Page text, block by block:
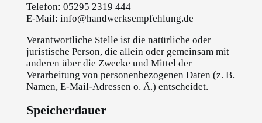
Telefon: 05295 2319 444
E-Mail: info@handwerksempfehlung.de
Verantwortliche Stelle ist die natürliche oder
juristische Person, die allein oder gemeinsam mit
anderen über die Zwecke und Mittel der
Verarbeitung von personenbezogenen Daten (z. B.
Namen, E-Mail-Adressen o. Ä.) entscheidet.
Speicherdauer